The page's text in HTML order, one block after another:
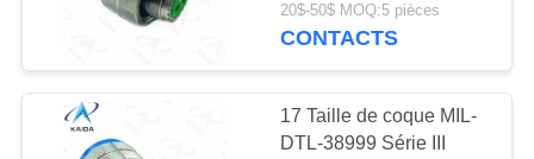
20$-50$ MOQ:5 pièces
CONTACTS
17 Taille de coque MIL-
DTL-38999 Série III